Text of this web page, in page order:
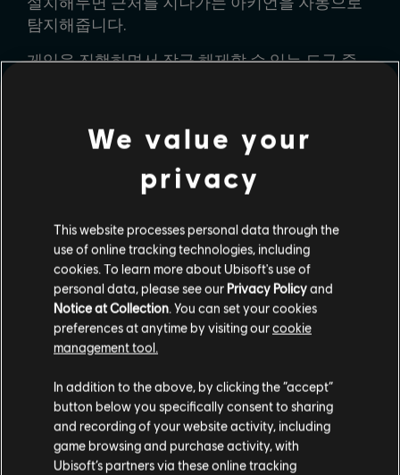
9/14
돌아가기
탐지해줍니다.
게임을 진행하면서 잠금 해제할 수 있는 도구 중
Instagram, Discord Reddit
의견을 남겨주십시오.
공유하기
We value your
privacy
This website processes personal data through the
use of online tracking technologies, including
cookies. To learn more about Ubisoft's use of
personal data, please see our Privacy Policyand
Notice at Collection. You can set your cookies
preferences at anytime by visiting ourcookie
management tool.
In addition to the above, by clicking the “accept”
button below you specifically consent to sharing
and recording of your website activity, including
game browsing and purchase activity, with
Ubisoft’s partners via these online tracking